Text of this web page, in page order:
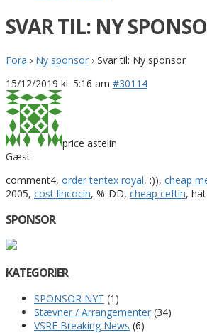
SVAR TIL: NY
Fora › Ny sponsor › Svar til: Ny sponsor
15/12/2019 kl. 5:16 am #30114
price astelin
Gæst
comment4, order tentex royal, :)), cheap
2005, cost lincocin, %-DD, cheap ceftin,
SPONSOR
KATEGORIER
SPONSOR NYT (1)
Stævner / Arrangementer (34)
VSRE Breaking News (6)